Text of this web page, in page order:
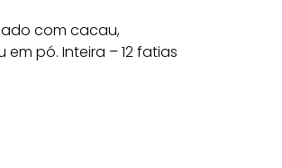
com cacau,
pó. Inteira – 12 fatias